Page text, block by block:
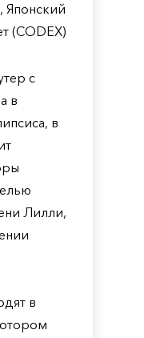
Японский
(CODEX)
с
в
в
Лилли,
в